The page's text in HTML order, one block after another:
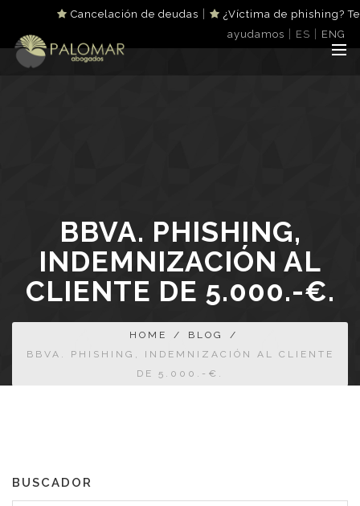
Cancelación de deudas
¿Víctima de phishing? Te
ayudamos
ES ENG
BBVA. PHISHING,
INDEMNIZACIÓN AL
CLIENTE DE 5.000.-€.
HOME / BLOG
/
BBVA. PHISHING, INDEMNIZACIÓN AL CLIENTE
DE 5.000.-€.
BUSCADOR